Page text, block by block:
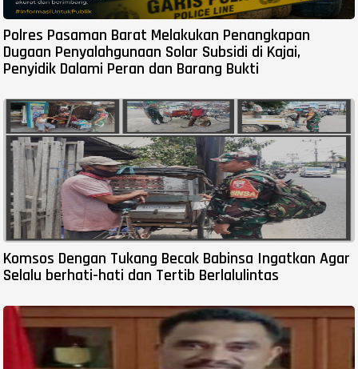
Polres Pasaman Barat Melakukan Penangkapan
Dugaan Penyalahgunaan Solar Subsidi di Kajai,
Penyidik Dalami Peran dan Barang Bukti
Komsos Dengan Tukang Becak Babinsa Ingatkan Agar
Selalu berhati-hati dan Tertib Berlalulintas